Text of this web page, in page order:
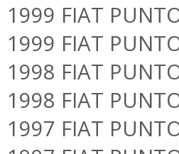
1999 FIAT
1999 FIAT
1998 FIAT
1998 FIAT
1997 FIAT